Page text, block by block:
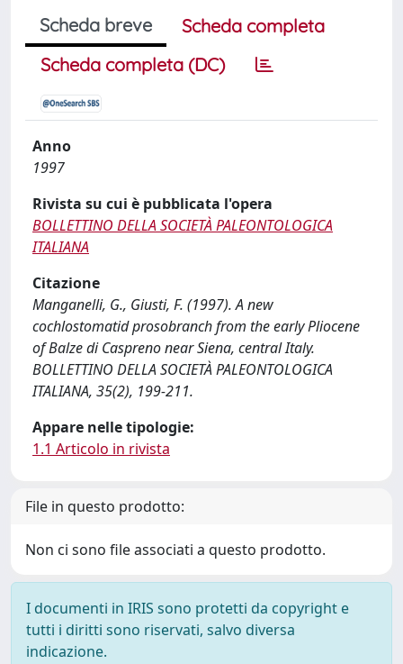
Scheda breve
Scheda completa
Scheda completa (DC)
Anno
1997
Rivista su cui è pubblicata l'opera
BOLLETTINO DELLA SOCIETÀ PALEONTOLOGICA
ITALIANA
Citazione
Manganelli, G., Giusti, F. (1997). A new
cochlostomatid prosobranch from the early Pliocene
of Balze di Caspreno near Siena, central Italy.
BOLLETTINO DELLA SOCIETÀ PALEONTOLOGICA
ITALIANA, 35(2), 199-211.
Appare nelle tipologie:
1.1 Articolo in rivista
File in questo prodotto:
Non ci sono file associati a questo prodotto.
I documenti in IRIS sono protetti da copyright e
tutti i diritti sono riservati, salvo diversa
indicazione.